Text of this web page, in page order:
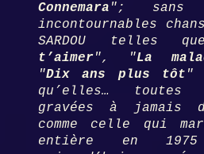
Connemara "; sans
incontournables
SARDOU telles
t’aimer", "La
"Dix ans plus tôt "
qu’elles… toutes
gravées à jamais
comme celle qui
entière en